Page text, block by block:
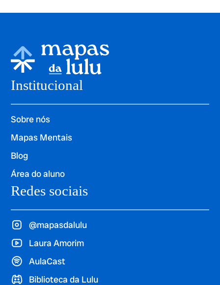
Institucional
Sobre nós
Mapas Mentais
Blog
Área do aluno
Redes sociais
@mapasdalulu
Laura Amorim
AulaCast
Biblioteca da Lulu